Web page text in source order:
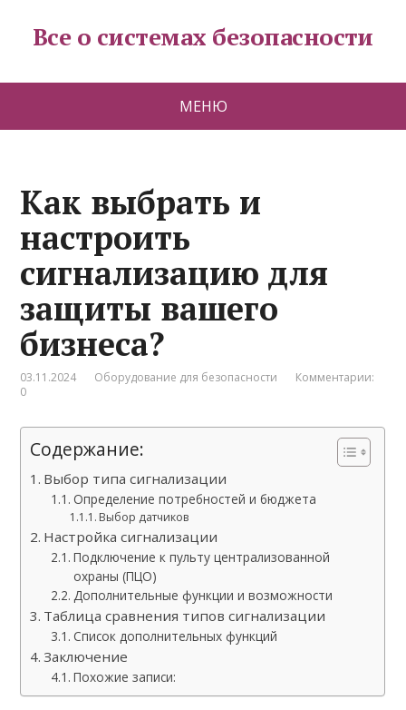
Все о системах безопасности
МЕНЮ
Как выбрать и
настроить
сигнализацию для
защиты вашего
бизнеса?
03.11.2024 Оборудование для безопасности
Комментарии:
0
Содержание:
Выбор типа сигнализации
Определение потребностей и бюджета
Выбор датчиков
Настройка сигнализации
Подключение к пульту централизованной
охраны (ПЦО)
Дополнительные функции и возможности
Таблица сравнения типов сигнализации
Список дополнительных функций
Заключение
Похожие записи: